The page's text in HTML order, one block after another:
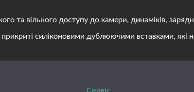
та вільного доступу до камери, динаміків,
силіконовими дублюючими вставками, які